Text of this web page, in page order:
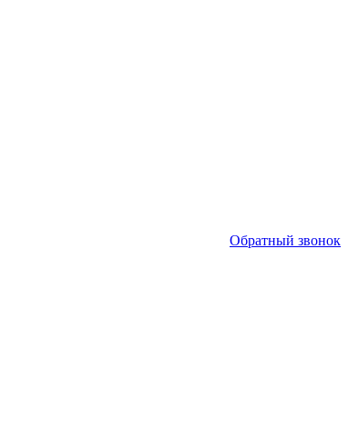
Обратный звонок